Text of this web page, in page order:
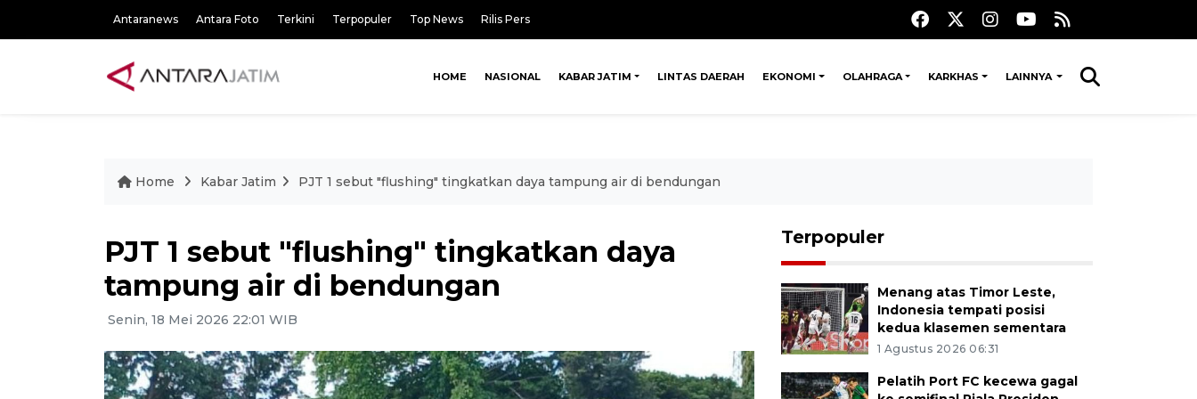
Antaranews Antara Foto Terkini Terpopuler Top News Rilis Pers
HOME NASIONAL KABAR JATIM LINTAS DAERAH EKONOMI OLAHRAGA KARKHAS LAINNYA
Home Kabar Jatim PJT 1 sebut "flushing" tingkatkan daya tampung air di bendungan
PJT 1 sebut "flushing" tingkatkan daya
tampung air di bendungan
Senin, 18 Mei 2026 22:01 WIB
Terpopuler
Menang atas Timor Leste,
Indonesia tempati posisi
kedua klasemen sementara
1 Agustus 2026 06:31
Pelatih Port FC kecewa gagal